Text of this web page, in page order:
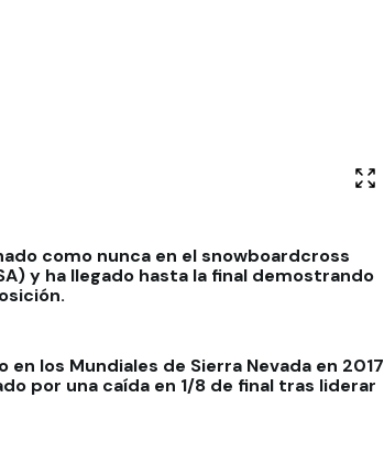
como nunca en el snowboardcross
y ha llegado hasta la final demostrando
los Mundiales de Sierra Nevada en 2017
por una caída en 1/8 de final tras liderar